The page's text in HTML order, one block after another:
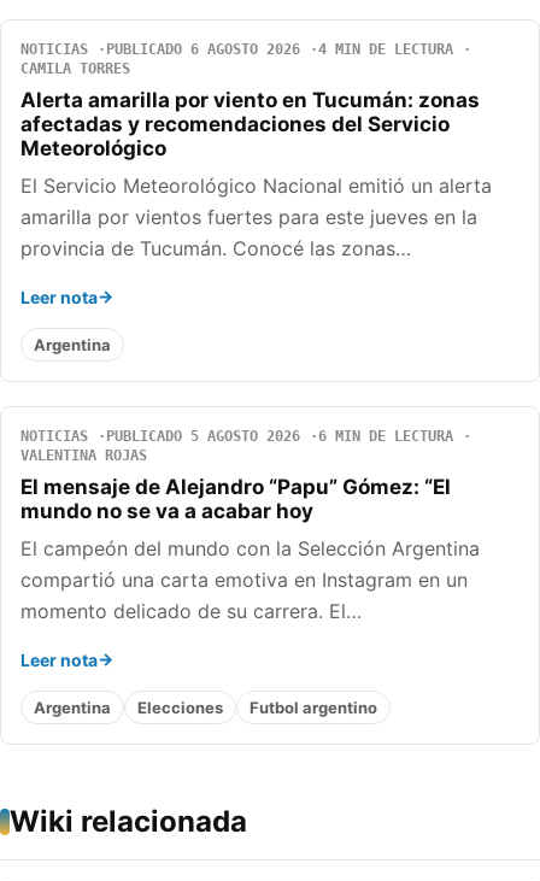
NOTICIAS PUBLICADO 6 AGOSTO 2026
4 MIN DE LECTURA
CAMILA TORRES
Alerta amarilla por viento en Tucumán: zonas
afectadas y recomendaciones del Servicio
Meteorológico
El Servicio Meteorológico Nacional emitió un alerta
amarilla por vientos fuertes para este jueves en la
provincia de Tucumán. Conocé las zonas…
Leer nota
Argentina
NOTICIAS PUBLICADO 5 AGOSTO 2026
6 MIN DE LECTURA
VALENTINA ROJAS
El mensaje de Alejandro “Papu” Gómez: “El
mundo no se va a acabar hoy
El campeón del mundo con la Selección Argentina
compartió una carta emotiva en Instagram en un
momento delicado de su carrera. El…
Leer nota
Argentina Elecciones Futbol argentino
Wiki relacionada